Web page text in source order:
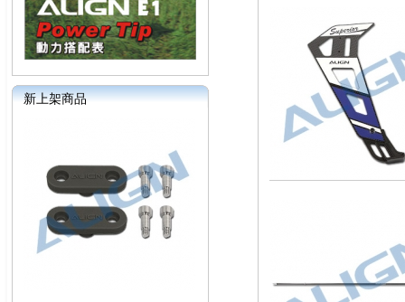
新上架商品